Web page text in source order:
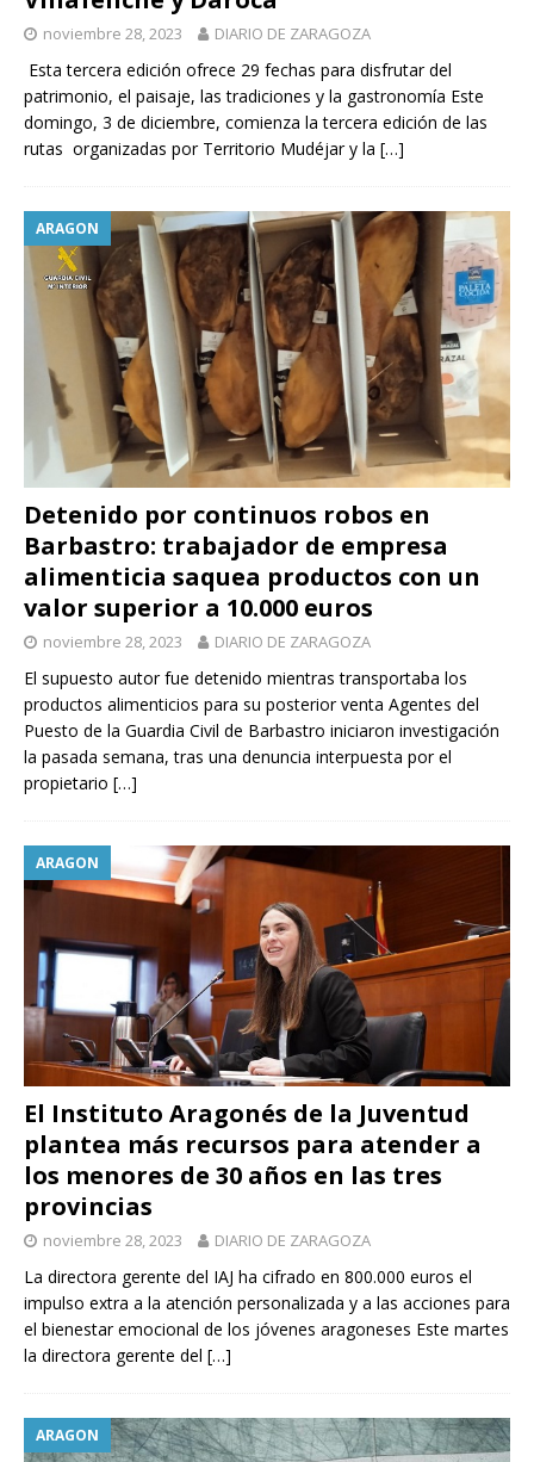
noviembre 28, 2023 DIARIO DE ZARAGOZA
Esta tercera edición ofrece 29 fechas para disfrutar del
patrimonio, el paisaje, las tradiciones y la gastronomía Este
domingo, 3 de diciembre, comienza la tercera edición de las
rutas organizadas por Territorio Mudéjar y la […]
ARAGON
Detenido por continuos robos en
Barbastro: trabajador de empresa
alimenticia saquea productos con un
valor superior a 10.000 euros
noviembre 28, 2023 DIARIO DE ZARAGOZA
El supuesto autor fue detenido mientras transportaba los
productos alimenticios para su posterior venta Agentes del
Puesto de la Guardia Civil de Barbastro iniciaron investigación
la pasada semana, tras una denuncia interpuesta por el
propietario […]
ARAGON
El Instituto Aragonés de la Juventud
plantea más recursos para atender a
los menores de 30 años en las tres
provincias
noviembre 28, 2023 DIARIO DE ZARAGOZA
La directora gerente del IAJ ha cifrado en 800.000 euros el
impulso extra a la atención personalizada y a las acciones para
el bienestar emocional de los jóvenes aragoneses Este martes
la directora gerente del […]
ARAGON